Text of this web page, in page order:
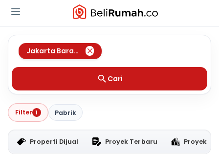
Jakarta Barat, Dki Jakarta
Cari
Filter 1 Pabrik
Properti Dijual Proyek Terbaru Proyek